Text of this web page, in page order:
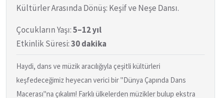
Kültürler Arasında Dönüş: Keşif ve Neşe Dansı.
Çocukların Yaşı:5–12 yıl
Etkinlik Süresi:30 dakika
Haydi, dans ve müzik aracılığıyla çeşitli kültürleri
keşfedeceğimiz heyecan verici bir "Dünya Çapında Dans
Macerası"na çıkalım! Farklı ülkelerden müzikler bulup ekstra